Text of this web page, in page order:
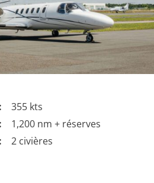
355 kts
1,200 nm + réserves
2 civières